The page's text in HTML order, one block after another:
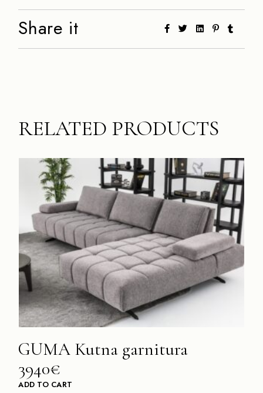
Share it
RELATED PRODUCTS
GUMA Kutna garnitura
3940€
ADD TO CART